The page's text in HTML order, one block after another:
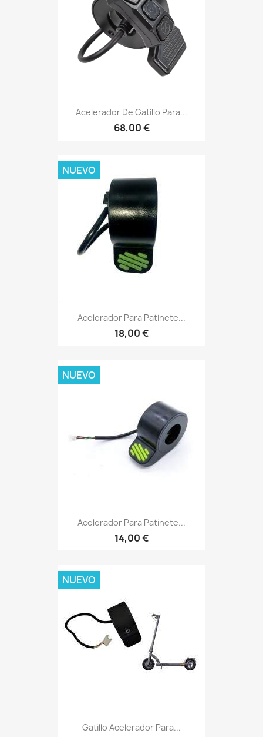
Acelerador De Gatillo Para...
68,00 €
Acelerador Para Patinete...
18,00 €
NUEVO
Acelerador Para Patinete...
14,00 €
NUEVO
Gatillo Acelerador Para...
NUEVO